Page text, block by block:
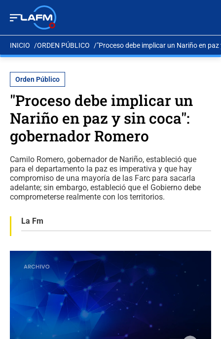
INICIO ORDEN PÚBLICO "Proceso debe implicar un Nariño en
Orden Público
"Proceso debe implicar un
Nariño en paz y sin coca":
gobernador Romero
Camilo Romero, gobernador de Nariño, estableció que
para el departamento la paz es imperativa y que hay
compromiso de una mayoría de las Farc para sacarla
adelante; sin embargo, estableció que el Gobierno debe
comprometerse realmente con los territorios.
La Fm